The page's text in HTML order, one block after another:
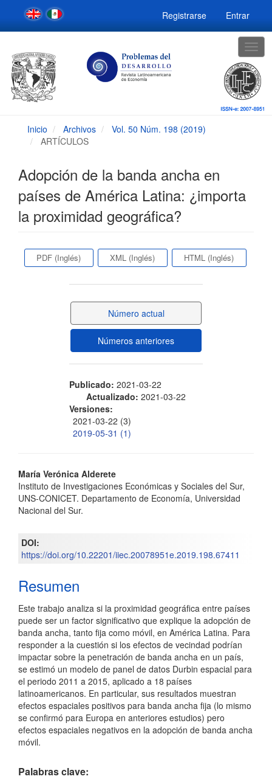
Navegación
principal
Contenido
Barra
lateral
Registrarse Entrar
Inicio Archivos
Vol. 50 Núm. 198 (2019)
ARTÍCULOS
Adopción de la banda ancha en
países de América Latina: ¿importa
la proximidad geográfica?
Barra
artículo
PDF (Inglés) XML (Inglés) HTML (Inglés)
Número actual
Números anteriores
Publicado: 2021-03-22
Actualizado: 2021-03-22
Versiones:
2021-03-22 (3)
2019-05-31 (1)
Contenido
principal
del
artículo
María Verónica Alderete
Instituto de Investigaciones Económicas y Sociales del Sur,
UNS-CONICET. Departamento de Economía, Universidad
Nacional del Sur.
DOI:
https://doi.org/10.22201/iiec.20078951e.2019.198.67411
Resumen
Este trabajo analiza si la proximidad geográfica entre países
puede ser un factor significativo que explique la adopción de
banda ancha, tanto fija como móvil, en América Latina. Para
responder a la cuestión si los efectos de vecindad podrían
impactar sobre la penetración de banda ancha en un país,
se estimó un modelo de panel de datos Durbin espacial para
el periodo 2011 a 2015, aplicado a 18 países
latinoamericanos. En particular, sus resultados muestran
efectos espaciales positivos para banda ancha fija (lo mismo
se confirmó para Europa en anteriores estudios) pero
efectos espaciales negativos en la adopción de banda ancha
móvil.
Palabras clave: